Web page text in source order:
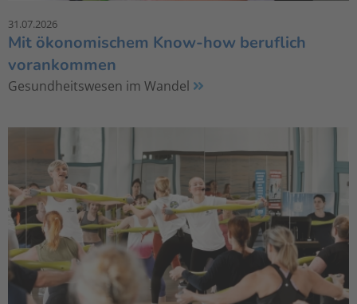
31.07.2026
Mit ökonomischem Know-how beruflich
vorankommen
Gesundheitswesen im Wandel